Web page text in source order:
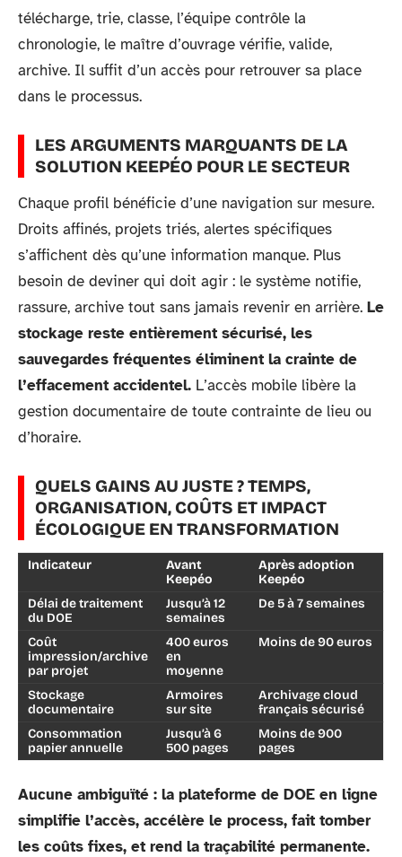
télécharge, trie, classe, l’équipe contrôle la
chronologie, le maître d’ouvrage vérifie, valide,
archive. Il suffit d’un accès pour retrouver sa place
dans le processus.
LES ARGUMENTS MARQUANTS DE LA
SOLUTION KEEPÉO POUR LE SECTEUR
Chaque profil bénéficie d’une navigation sur mesure.
Droits affinés, projets triés, alertes spécifiques
s’affichent dès qu’une information manque. Plus
besoin de deviner qui doit agir : le système notifie,
rassure, archive tout sans jamais revenir en arrière. Le
stockage reste entièrement sécurisé, les
sauvegardes fréquentes éliminent la crainte de
l’effacement accidentel. L’accès mobile libère la
gestion documentaire de toute contrainte de lieu ou
d’horaire.
QUELS GAINS AU JUSTE ? TEMPS,
ORGANISATION, COÛTS ET IMPACT
ÉCOLOGIQUE EN TRANSFORMATION
Indicateur
Avant
Keepéo
Après adoption
Keepéo
Délai de traitement
du DOE
Jusqu’à 12
semaines
De 5 à 7 semaines
Coût
impression/archive
par projet
400 euros
en
moyenne
Moins de 90 euros
Stockage
documentaire
Armoires
sur site
Archivage cloud
français sécurisé
Consommation
papier annuelle
Jusqu’à 6
500 pages
Moins de 900
pages
Aucune ambiguïté : la plateforme de DOE en ligne
simplifie l’accès, accélère le process, fait tomber
les coûts fixes, et rend la traçabilité permanente.